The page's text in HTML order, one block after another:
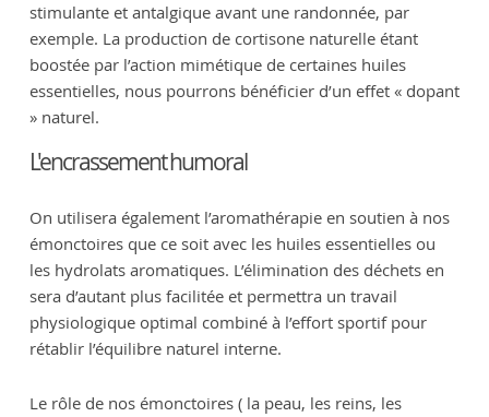
stimulante et antalgique avant une randonnée, par
exemple. La production de cortisone naturelle étant
boostée par l’action mimétique de certaines huiles
essentielles, nous pourrons bénéficier d’un effet « dopant
» naturel.
L'encrassement humoral
On utilisera également l’aromathérapie en soutien à nos
émonctoires que ce soit avec les huiles essentielles ou
les hydrolats aromatiques. L’élimination des déchets en
sera d’autant plus facilitée et permettra un travail
physiologique optimal combiné à l’effort sportif pour
rétablir l’équilibre naturel interne.
Le rôle de nos émonctoires ( la peau, les reins, les